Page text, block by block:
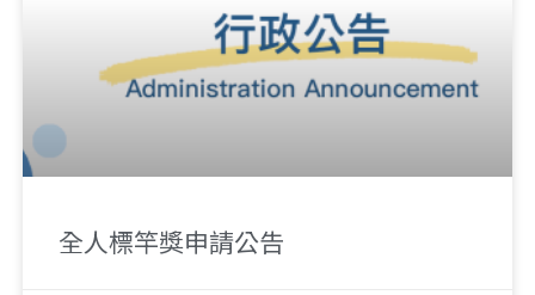
全人標竿獎申請公告